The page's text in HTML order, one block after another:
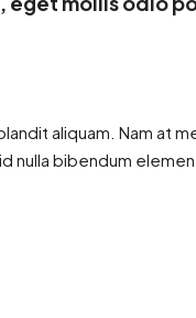
aliquam. Nam at
nulla bibendum